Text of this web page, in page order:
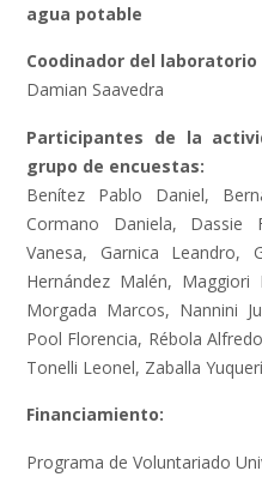
agua potable
Coodinador del laboratorio
Damian Saavedra
Participantes de la
grupo de encuestas:
Benítez Pablo Daniel,
Cormano Daniela, Dassie
Vanesa, Garnica Leandro,
Hernández Malén,
Morgada Marcos, Nannini
Pool Florencia, Rébola
Tonelli Leonel, Zaballa
Financiamiento:
Programa de Voluntariado